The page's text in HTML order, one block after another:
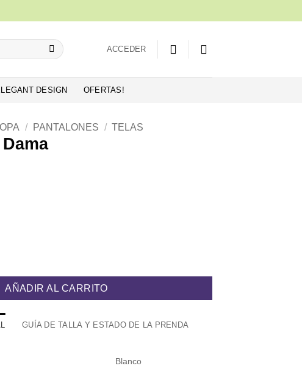
ACCEDER
DESIGN OFERTAS!
/ PANTALONES / TELAS
AÑADIR AL CARRITO
GUÍA DE TALLA Y ESTADO DE LA PRENDA
Blanco